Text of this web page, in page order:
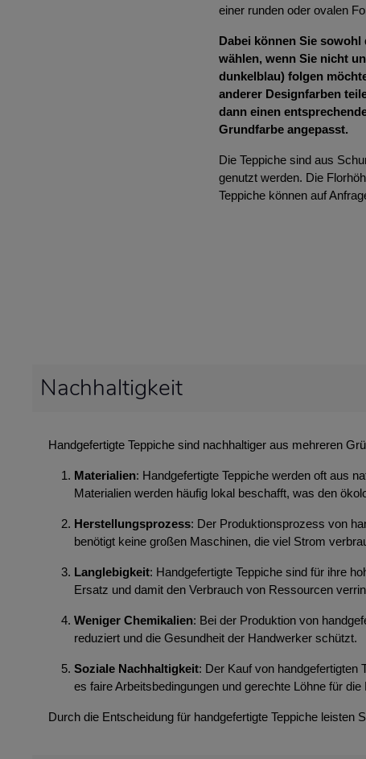
einer runden oder ovalen
Dabei können Sie
wählen, wenn Sie nicht
dunkelblau) folgen
anderer Designfarben
dann einen
Grundfarbe angepasst.
Die Teppiche sind aus
genutzt werden. Die
Teppiche können auf
Nachhaltigkeit
Handgefertigte Teppiche sind nachhaltiger aus mehreren
Materialien: Handgefertigte Teppiche werden oft aus
Materialien werden häufig lokal beschafft, was den
Herstellungsprozess: Der Produktionsprozess von
benötigt keine großen Maschinen, die viel Strom
Langlebigkeit: Handgefertigte Teppiche sind für ihre
Ersatz und damit den Verbrauch von Ressourcen
Weniger Chemikalien: Bei der Produktion von
reduziert und die Gesundheit der Handwerker schützt.
Soziale Nachhaltigkeit: Der Kauf von handgefertigten
es faire Arbeitsbedingungen und gerechte Löhne für
Durch die Entscheidung für handgefertigte Teppiche